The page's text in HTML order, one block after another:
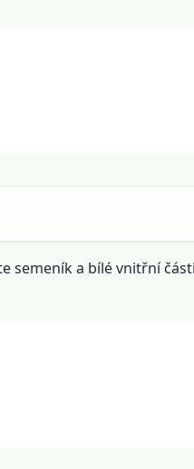
semeník a bílé vnitřní